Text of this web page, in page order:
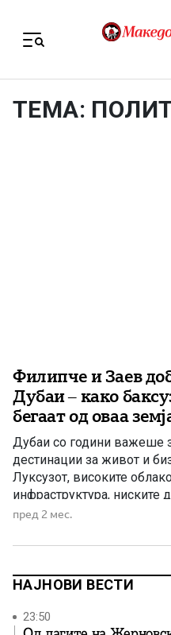
ТЕМА:
Филипче и Заев
Дубаи – како
бегаат од оваа
Дубаи со години важеше
дестинации за живот и
Луксузот, високите
инфраструктура, ниските
глобален финансиски
од целиот свет. Во
информации […]
пред 2 мес.
НАЈНОВИ ВЕСТИ
23:50